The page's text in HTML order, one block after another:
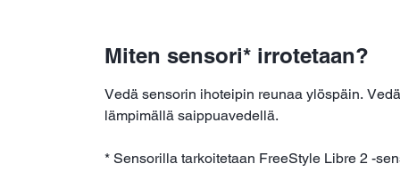
Miten sensori* irrotetaan?
Vedä sensorin ihoteipin reunaa ylöspäin.
lämpimällä saippuavedellä.
* Sensorilla tarkoitetaan FreeStyle Libre 2 -